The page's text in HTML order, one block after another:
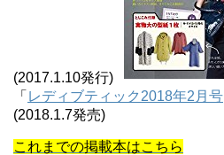
(2017.1.10発行)
「 レディブティック2018年2月号
(2018.1.7発売)
これまでの掲載本はこちら